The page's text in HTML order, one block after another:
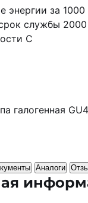
энергии за 1000
службы
C
галогенная
Аналоги